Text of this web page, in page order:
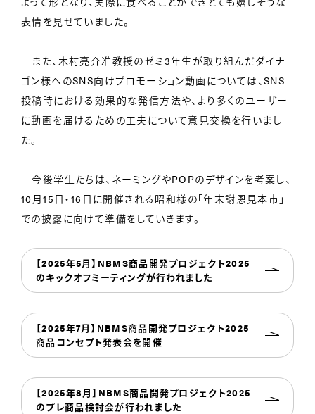
表情を見せていました。
また、木村亮介准教授のゼミ3年生が取り組んだダイナ
ゴン様へのSNS向けプロモーション動画については、SNS
投稿時における効果的な発信方法や、より多くのユーザー
に動画を届けるための工夫について意見交換を行いまし
た。
今後学生たちは、ネーミングやPOPのデザインを考案し、
10月15日・16日に開催される昭和様の「年末謝恩見本市」
での披露に向けて準備をしていきます。
【2025年5月】NBMS商品開発プロジェクト2025
のキックオフミーティングが行われました
【2025年7月】NBMS商品開発プロジェクト2025
商品コンセプト発表会を開催
【2025年8月】NBMS商品開発プロジェクト2025
のプレ商品検討会が行われました